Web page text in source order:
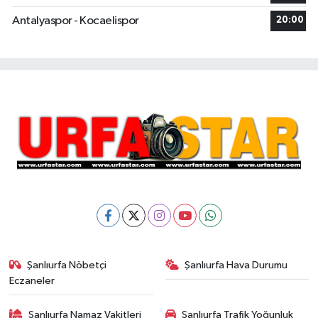
Antalyaspor - Kocaelispor 20:00
Şanlıurfa Nöbetçi
Eczaneler
Şanlıurfa Hava Durumu
Şanlıurfa Namaz Vakitleri Şanlıurfa Trafik Yoğunluk